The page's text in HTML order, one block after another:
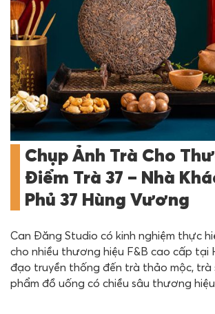
Chụp Ảnh Trà Cho
Điểm Trà 37 – Nhà
Phủ 37 Hùng Vương
Can Đăng Studio có kinh nghiệm thực
cho nhiều thương hiệu F&B cao cấp tại
đạo truyền thống đến trà thảo mộc, trà
phẩm đồ uống có chiều sâu thương